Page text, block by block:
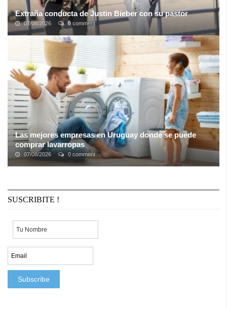
Extraña conducta de Justin Bieber con su pastor
07/08/2026 0 comment
El cantante canadiense Justin Bieber canceló su tour Purpose por
motivos religiosos, ahora pasa su tiempo con su amigo y
consejero espiritual, Carl ...
Las mejores empresas en Uruguay donde se puede
comprar lavarropas
07/08/2026 0 comment
Los lavarropas son electrodomésticos que tienden a pasar
SUSCRIBITE !